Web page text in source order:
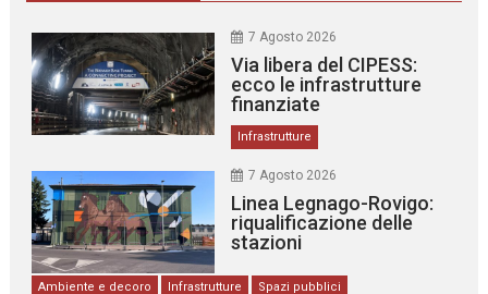
7 Agosto 2026
Via libera del CIPESS:
ecco le infrastrutture
finanziate
Infrastrutture
7 Agosto 2026
Linea Legnago-Rovigo:
riqualificazione delle
stazioni
Ambiente e decoro Infrastrutture
Spazi pubblici